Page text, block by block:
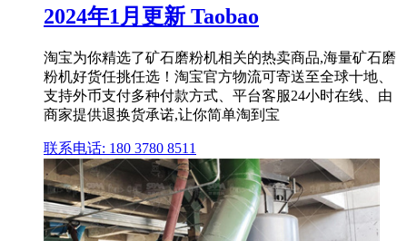
2024年1月更新 Taobao
淘宝为你精选了矿石磨粉机相关的热卖商品,海量矿石磨
粉机好货任挑任选！淘宝官方物流可寄送至全球十地、
支持外币支付多种付款方式、平台客服24小时在线、由
商家提供退换货承诺,让你简单淘到宝
联系电话: 180 3780 8511